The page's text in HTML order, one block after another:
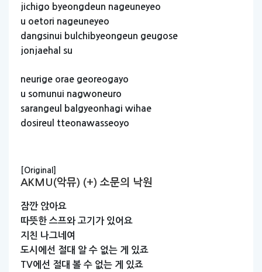
jichigo byeongdeun nageuneyeo
u oetori nageuneyeo
dangsinui bulchibyeongeun geugose
jonjaehal
su
neurige orae georeogayo
u somunui nagwoneuro
sarangeul
balgyeonhagi wihae
dosireul
tteonawasseoyo
[Original]
AKMU(악뮤) (+) 소문의 낙원
잠깐 앉아요
따뜻한 스프와 고기가 있어요
지친 나그네여
도시에선 절대 알 수 없는 게
있죠
TV에선 절대 볼 수 없는 게 있죠